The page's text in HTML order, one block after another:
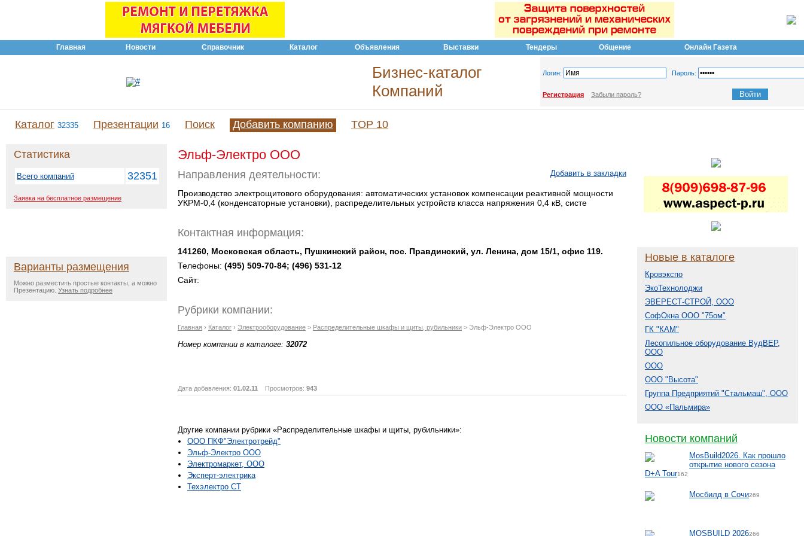
Главная Новости Справочник Каталог Объявления Выставки Тендеры Общение Онлайн Газета
Бизнес-каталог
Компаний
Логин: Пароль:
Регистрация Забыли пароль?
Каталог 32335 Презентации 16 Поиск Добавить компанию TOP 10
Статистика
Всего компаний 32351
Заявка на бесплатное размещение
Варианты размещения
Можно разместить простые контакты, а можно
Презентацию. Узнать подробнее
Эльф-Электро ООО
Добавить в закладки
Направления деятельности:
Производство электрощитового оборудования: автоматических установок компенсации реактивной мощности
УКРМ-0,4 (конденсаторные установки), распределительных устройств класса напряжения 0,4 кВ, систе
Контактная информация:
141260, Московская область, Пушкинский район, пос. Правдинский, ул. Ленина, дом 15/1, офис 119.
Телефоны: (495) 509-70-84; (496) 531-12
Сайт:
Рубрики компании:
Главная › Каталог › Электрооборудование > Распределительные шкафы и щиты, рубильники > Эльф-Электро ООО
Номер компании в каталоге: 32072
Дата добавления: 01.02.11 Просмотров: 943
Другие компании рубрики «Распределительные шкафы и щиты, рубильники»:
ООО ПКФ"Электротрейд"
Эльф-Электро ООО
Электромаркет, ООО
Эксперт-электрика
Техэлектро СТ
Новые в каталоге
Кровэкспо
ЭкоТехнолоджи
ЭВЕРЕСТ-СТРОЙ, ООО
СофОкна ООО "75ом"
ГК "КАМ"
Лесопильное оборудование ВудВЕР,
ООО
ООО
ООО "Высота"
Группа Предприятий "Стальмаш", ООО
ООО «Пальмира»
Новости компаний
MosBuild2026. Как прошло
открытие нового сезона
D+A Tour162
Мосбилд в Сочи269
MOSBUILD 2026266